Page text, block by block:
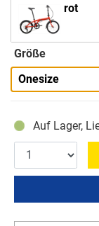
rot
Größe
Onesize
Auf Lager,